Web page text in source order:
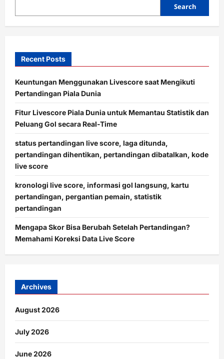
Search
Recent Posts
Keuntungan Menggunakan Livescore saat Mengikuti
Pertandingan Piala Dunia
Fitur Livescore Piala Dunia untuk Memantau Statistik dan
Peluang Gol secara Real-Time
status pertandingan live score, laga ditunda,
pertandingan dihentikan, pertandingan dibatalkan, kode
live score
kronologi live score, informasi gol langsung, kartu
pertandingan, pergantian pemain, statistik
pertandingan
Mengapa Skor Bisa Berubah Setelah Pertandingan?
Memahami Koreksi Data Live Score
Archives
August 2026
July 2026
June 2026